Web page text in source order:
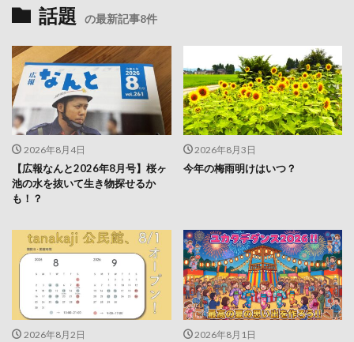
話題 の最新記事8件
2026年8月4日
【広報なんと2026年8月号】桜ヶ
池の水を抜いて生き物探せるか
も！？
2026年8月3日
今年の梅雨明けはいつ？
2026年8月2日 2026年8月1日